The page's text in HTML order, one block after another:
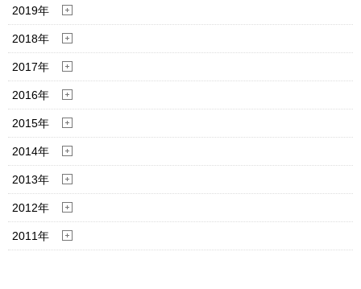
2019年
2018年
2017年
2016年
2015年
2014年
2013年
2012年
2011年